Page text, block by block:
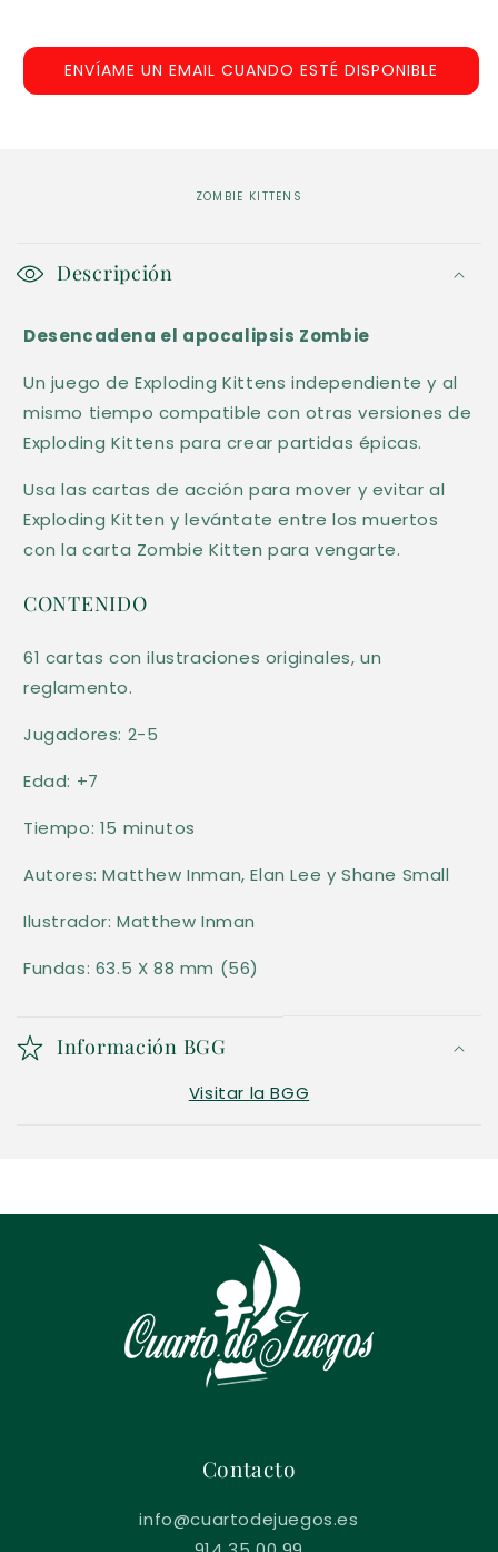
ENVÍAME UN EMAIL CUANDO ESTÉ DISPONIBLE
ZOMBIE KITTENS
o
t
e
n
i
d
o
d
s
p
l
g
a
e
Descripción
Desencadena el apocalipsis Zombie
Un juego de Exploding Kittens independiente y al
mismo tiempo compatible con otras versiones de
Exploding Kittens para crear partidas épicas.
Usa las cartas de acción para mover y evitar al
Exploding Kitten y levántate entre los muertos
con la carta Zombie Kitten para vengarte.
CONTENIDO
61 cartas con ilustraciones originales, un
reglamento.
Jugadores: 2-5
Edad: +7
Tiempo: 15 minutos
Autores: Matthew Inman, Elan Lee y Shane Small
Ilustrador: Matthew Inman
Fundas: 63.5 X 88 mm (56)
Información BGG
Visitar la BGG
Contacto
info@cuartodejuegos.es